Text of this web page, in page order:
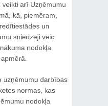
arī Uzņēmumu
kā, piemēram,
un
sniedzēji veic
nodokļa
uzņēmumu darbības
normas, kas
nodokļa